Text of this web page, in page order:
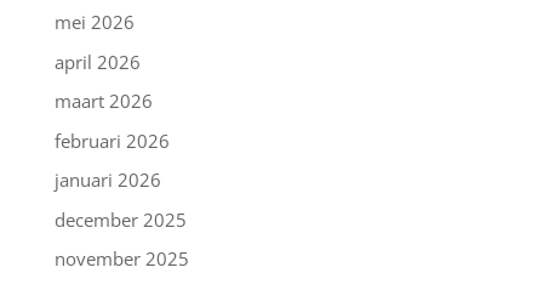
mei 2026
april 2026
maart 2026
februari 2026
januari 2026
december 2025
november 2025